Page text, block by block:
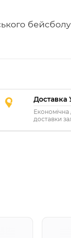
Економічна
доставки